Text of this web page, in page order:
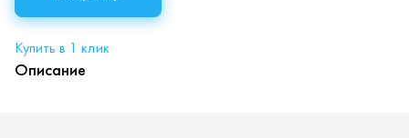
Купить в 1 клик
Описание